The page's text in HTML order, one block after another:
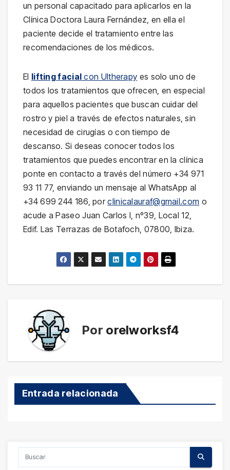
un personal capacitado para aplicarlos en la
Clínica Doctora Laura Fernández, en ella el
paciente decide el tratamiento entre las
recomendaciones de los médicos.
El lifting facial con Ultherapy es solo uno de
todos los tratamientos que ofrecen, en especial
para aquellos pacientes que buscan cuidar del
rostro y piel a través de efectos naturales, sin
necesidad de cirugías o con tiempo de
descanso. Si deseas conocer todos los
tratamientos que puedes encontrar en la clínica
ponte en contacto a través del número +34 971
93 11 77, enviando un mensaje al WhatsApp al
+34 699 244 186, porclinicalauraf@gmail.com o
acude a Paseo Juan Carlos I, nº39, Local 12,
Edif. Las Terrazas de Botafoch, 07800, Ibiza.
Por orelworksf4
Entrada relacionada